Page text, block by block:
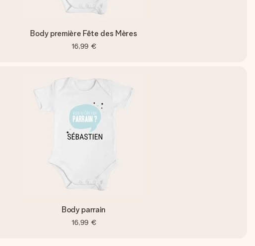
Body première Fête des Mères
16,99 €
Body parrain
16,99 €